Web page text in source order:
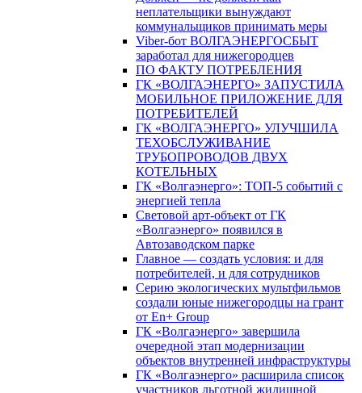
неплательщики вынуждают
коммунальщиков принимать меры
Viber-бот ВОЛГАЭНЕРГОСБЫТ
заработал для нижегородцев
ПО ФАКТУ ПОТРЕБЛЕНИЯ
ГК «ВОЛГАЭНЕРГО» ЗАПУСТИЛА
МОБИЛЬНОЕ ПРИЛОЖЕНИЕ ДЛЯ
ПОТРЕБИТЕЛЕЙ
ГК «ВОЛГАЭНЕРГО» УЛУЧШИЛА
ТЕХОБСЛУЖИВАНИЕ
ТРУБОПРОВОДОВ ДВУХ
КОТЕЛЬНЫХ
ГК «Волгаэнерго»: ТОП-5 событий с
энергией тепла
Световой арт-объект от ГК
«Волгаэнерго» появился в
Автозаводском парке
Главное — создать условия: и для
потребителей, и для сотрудников
Серию экологических мультфильмов
создали юные нижегородцы на грант
от En+ Group
ГК «Волгаэнерго» завершила
очередной этап модернизации
объектов внутренней инфраструктуры
ГК «Волгаэнерго» расширила список
участников льготной жилищной